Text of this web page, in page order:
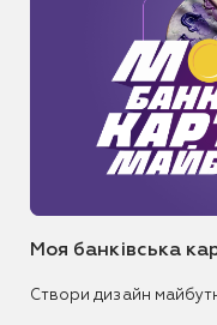
Моя банківська
Створи дизайн